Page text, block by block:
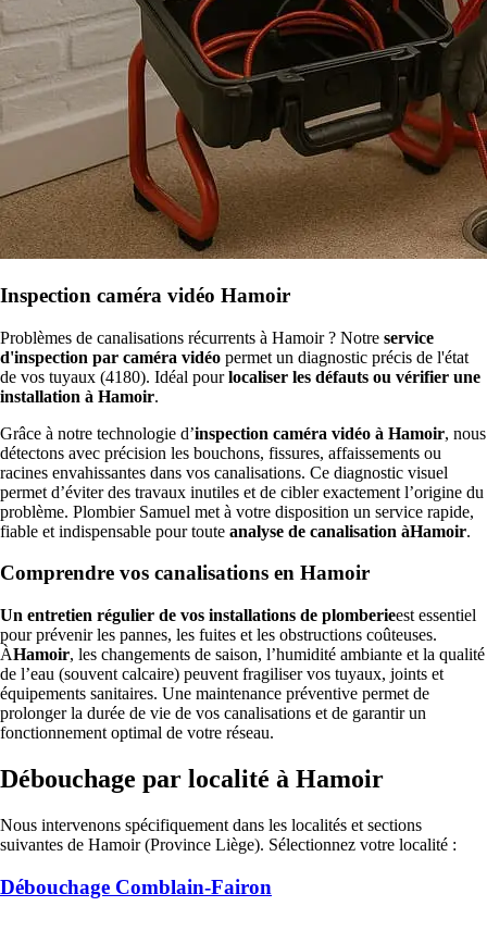
Inspection caméra vidéo Hamoir
Problèmes de canalisations récurrents à Hamoir ? Notre service
d'inspection par caméra vidéo permet un diagnostic précis de l'état
de vos tuyaux (4180). Idéal pourlocaliser les défauts ou vérifier une
installation à Hamoir.
Grâce à notre technologie d’inspection caméra vidéo à Hamoir, nous
détectons avec précision les bouchons, fissures, affaissements ou
racines envahissantes dans vos canalisations. Ce diagnostic visuel
permet d’éviter des travaux inutiles et de cibler exactement l’origine du
problème. Plombier Samuel met à votre disposition un service rapide,
fiable et indispensable pour toute analyse de canalisation àHamoir.
Comprendre vos canalisations en Hamoir
Un entretien régulier de vos installations de plomberieest essentiel
pour prévenir les pannes, les fuites et les obstructions coûteuses.
ÀHamoir, les changements de saison, l’humidité ambiante et la qualité
de l’eau (souvent calcaire) peuvent fragiliser vos tuyaux, joints et
équipements sanitaires. Une maintenance préventive permet de
prolonger la durée de vie de vos canalisations et de garantir un
fonctionnement optimal de votre réseau.
Débouchage par localité à Hamoir
Nous intervenons spécifiquement dans les localités et sections
suivantes de Hamoir (Province Liège). Sélectionnez votre localité :
Débouchage Comblain-Fairon